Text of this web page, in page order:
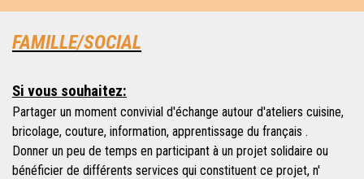
FAMILLE/SOCIAL
Si vous souhaitez:
Partager un moment convivial d'échange autour d'ateliers cuisine,
bricolage, couture, information, apprentissage du français .
Donner un peu de temps en participant à un projet solidaire ou
bénéficier de différents services qui constituent ce projet, n'